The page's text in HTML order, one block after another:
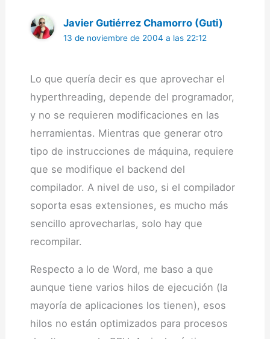
Javier Gutiérrez Chamorro (Guti)
13 de noviembre de 2004 a las 22:12
Lo que quería decir es que aprovechar el
hyperthreading, depende del programador,
y no se requieren modificaciones en las
herramientas. Mientras que generar otro
tipo de instrucciones de máquina, requiere
que se modifique el backend del
compilador. A nivel de uso, si el compilador
soporta esas extensiones, es mucho más
sencillo aprovecharlas, solo hay que
recompilar.
Respecto a lo de Word, me baso a que
aunque tiene varios hilos de ejecución (la
mayoría de aplicaciones los tienen), esos
hilos no están optimizados para procesos